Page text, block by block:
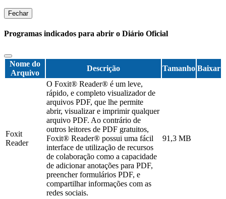
Fechar
Programas indicados para abrir o Diário Oficial
Nome do
Arquivo
Descrição Tamanho Baixar
Foxit
Reader
O Foxit® Reader® é um leve,
rápido, e completo visualizador de
arquivos PDF, que lhe permite
abrir, visualizar e imprimir qualquer
arquivo PDF. Ao contrário de
outros leitores de PDF gratuitos,
Foxit® Reader® possui uma fácil
interface de utilização de recursos
de colaboração como a capacidade
de adicionar anotações para PDF,
preencher formulários PDF, e
compartilhar informações com as
redes sociais.
91,3 MB